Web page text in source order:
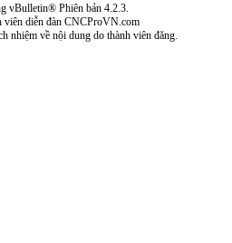
vBulletin® Phiên bản 4.2.3.
viên diễn đàn CNCProVN.com
nhiệm về nội dung do thành viên đăng.